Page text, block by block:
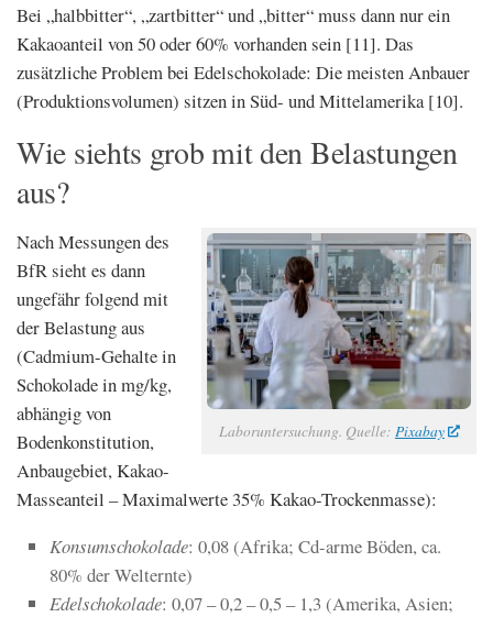
Bei „halbbitter“, „zartbitter“ und „bitter“ muss dann nur ein
Kakaoanteil von 50 oder 60% vorhanden sein [11]. Das
zusätzliche Problem bei Edelschokolade: Die meisten Anbauer
(Produktionsvolumen) sitzen in Süd- und Mittelamerika [10].
Wie siehts grob mit den Belastungen
aus?
Laboruntersuchung. Quelle: Pixabay
Nach Messungen des
BfR sieht es dann
ungefähr folgend mit
der Belastung aus
(Cadmium-Gehalte in
Schokolade in mg/kg,
abhängig von
Bodenkonstitution,
Anbaugebiet, Kakao-
Masseanteil – Maximalwerte 35% Kakao-Trockenmasse):
Konsumschokolade: 0,08 (Afrika; Cd-arme Böden, ca.
80% der Welternte)
Edelschokolade: 0,07 – 0,2 – 0,5 – 1,3 (Amerika, Asien;